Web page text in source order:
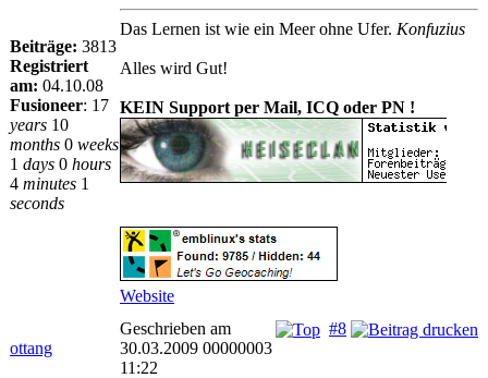
Beiträge: 3813
Registriert
am: 04.10.08
Fusioneer: 17
years 10
months 0 weeks
1 days 0 hours
4 minutes 1
seconds
Das Lernen ist wie ein Meer ohne Ufer. Konfuzius
Alles wird Gut!
KEIN Support per Mail, ICQ oder PN !
Website
ottang
#8
Geschrieben am
30.03.2009 00000003
11:22